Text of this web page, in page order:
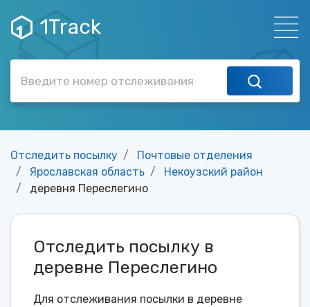
1Track
Отследить посылку
Почтовые отделения
Ярославская область
Некоузский район
деревня Переслегино
Отследить посылку в
деревне Переслегино
Для отслеживания посылки в деревне